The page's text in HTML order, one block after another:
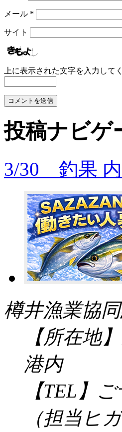
メール *
サイト
上に表示された文字を入力して
投稿ナビゲ
3/30 釣果
樽井漁業協
【所在地
港内
【TEL】
（担当ヒ